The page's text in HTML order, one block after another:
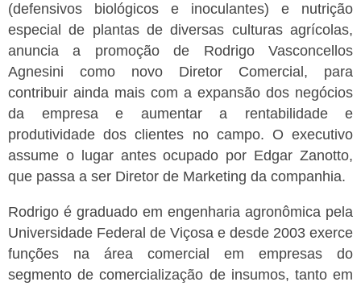
(defensivos biológicos e inoculantes) e nutrição
especial de plantas de diversas culturas agrícolas,
anuncia a promoção de Rodrigo Vasconcellos
Agnesini como novo Diretor Comercial, para
contribuir ainda mais com a expansão dos negócios
da empresa e aumentar a rentabilidade e
produtividade dos clientes no campo. O executivo
assume o lugar antes ocupado por Edgar Zanotto,
que passa a ser Diretor de Marketing da companhia.
Rodrigo é graduado em engenharia agronômica pela
Universidade Federal de Viçosa e desde 2003 exerce
funções na área comercial em empresas do
segmento de comercialização de insumos, tanto em